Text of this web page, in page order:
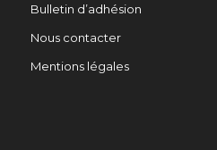
Bulletin d’adhésion
Nous contacter
Mentions légales